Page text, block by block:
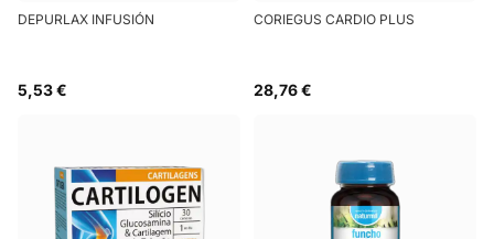
DEPURLAX INFUSIÓN
5,53 €
CORIEGUS CARDIO PLUS
28,76 €